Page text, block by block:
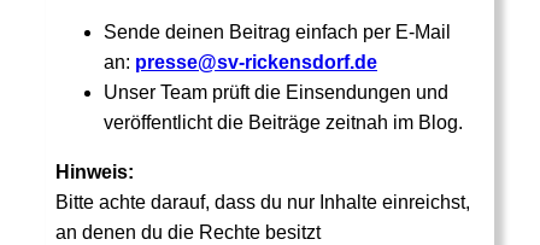
Sende deinen Beitrag einfach per E-Mail
an: presse@sv-rickensdorf.de
Unser Team prüft die Einsendungen und
veröffentlicht die Beiträge zeitnah im Blog.
Hinweis:
Bitte achte darauf, dass du nur Inhalte einreichst,
an denen du die Rechte besitzt